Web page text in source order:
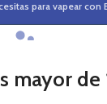
mayor de
para vapear con